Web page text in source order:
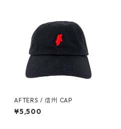
AFTERS / 信州 CAP
¥5,500